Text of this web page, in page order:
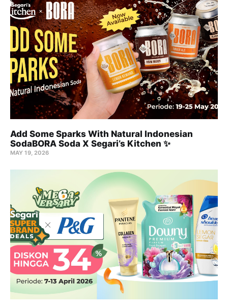
Add Some Sparks With Natural Indonesian
SodaBORA Soda X Segari’s Kitchen ✨
MAY 19, 2026